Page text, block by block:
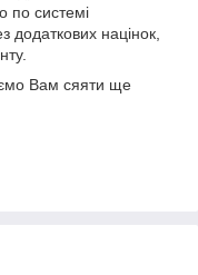
по системі
націнок,
Вам сяяти ще